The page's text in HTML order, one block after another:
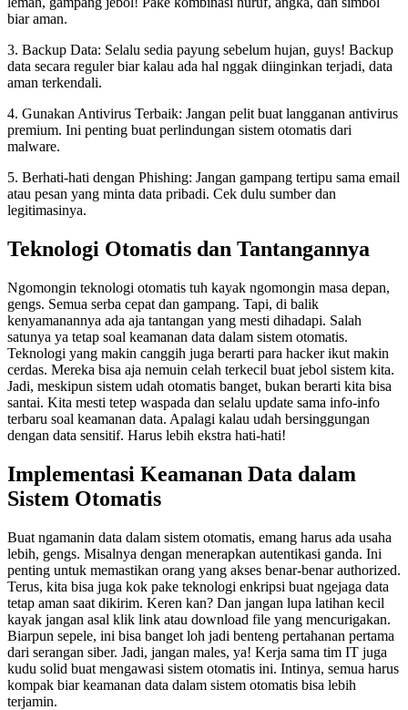
biar aman.
3. Backup Data: Selalu sedia payung sebelum hujan, guys! Backup
data secara reguler biar kalau ada hal nggak diinginkan terjadi, data
aman terkendali.
4. Gunakan Antivirus Terbaik: Jangan pelit buat langganan antivirus
premium. Ini penting buat perlindungan sistem otomatis dari
malware.
5. Berhati-hati dengan Phishing: Jangan gampang tertipu sama email
atau pesan yang minta data pribadi. Cek dulu sumber dan
legitimasinya.
Teknologi Otomatis dan Tantangannya
Ngomongin teknologi otomatis tuh kayak ngomongin masa depan,
gengs. Semua serba cepat dan gampang. Tapi, di balik
kenyamanannya ada aja tantangan yang mesti dihadapi. Salah
satunya ya tetap soal keamanan data dalam sistem otomatis.
Teknologi yang makin canggih juga berarti para hacker ikut makin
cerdas. Mereka bisa aja nemuin celah terkecil buat jebol sistem kita.
Jadi, meskipun sistem udah otomatis banget, bukan berarti kita bisa
santai. Kita mesti tetep waspada dan selalu update sama info-info
terbaru soal keamanan data. Apalagi kalau udah bersinggungan
dengan data sensitif. Harus lebih ekstra hati-hati!
Implementasi Keamanan Data dalam
Sistem Otomatis
Buat ngamanin data dalam sistem otomatis, emang harus ada usaha
lebih, gengs. Misalnya dengan menerapkan autentikasi ganda. Ini
penting untuk memastikan orang yang akses benar-benar authorized.
Terus, kita bisa juga kok pake teknologi enkripsi buat ngejaga data
tetap aman saat dikirim. Keren kan? Dan jangan lupa latihan kecil
kayak jangan asal klik link atau download file yang mencurigakan.
Biarpun sepele, ini bisa banget loh jadi benteng pertahanan pertama
dari serangan siber. Jadi, jangan males, ya! Kerja sama tim IT juga
kudu solid buat mengawasi sistem otomatis ini. Intinya, semua harus
kompak biar keamanan data dalam sistem otomatis bisa lebih
terjamin.